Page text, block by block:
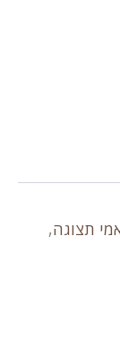
תצוגה,